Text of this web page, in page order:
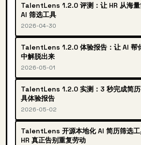
TalentLens 1.2.0 评测：让 HR 从海量
AI 筛选工具
2026-04-30
TalentLens 1.2.0 体验报告：让 AI 帮
中解脱出来
2026-05-01
TalentLens 1.2.0 实测：3 秒完成简历
具体验报告
2026-05-02
TalentLens 开源本地化 AI 简历筛选工
HR 真正告别重复劳动